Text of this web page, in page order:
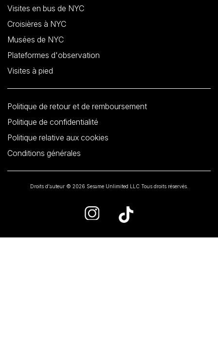
Visites en bus de NYC
Croisières à NYC
Musées de NYC
Plateformes d'observation
Visites à pied
Politique de retour et de remboursement
Politique de confidentialité
Politique relative aux cookies
Conditions générales
Droits d'auteur © 2026 Sesame Unlimited LLC Tous droits réservés.